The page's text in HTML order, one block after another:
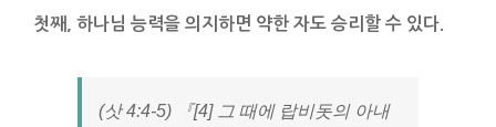
첫째, 하나님 능력을 의지하면 약한 자도 승리할 수 있다.
(삿 4:4-5) 『[4] 그 때에 랍비돗의 아내